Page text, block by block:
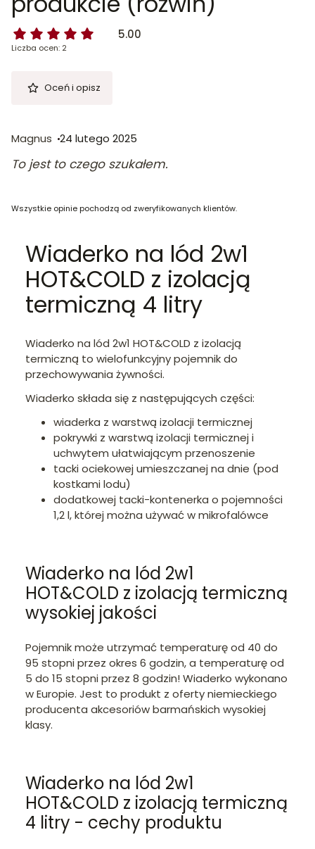
5.00
Liczba ocen: 2
Oceń i opisz
Magnus 24 lutego 2025
To jest to czego szukałem.
Wszystkie opinie pochodzą od zweryfikowanych klientów.
Wiaderko na lód 2w1
HOT&COLD z izolacją
termiczną 4 litry
Wiaderko na lód 2w1 HOT&COLD z izolacją
termiczną to wielofunkcyjny pojemnik do
przechowywania żywności.
Wiaderko składa się z następujących części:
wiaderka z warstwą izolacji termicznej
pokrywki z warstwą izolacji termicznej i
uchwytem ułatwiającym przenoszenie
tacki ociekowej umieszczanej na dnie (pod
kostkami lodu)
dodatkowej tacki-kontenerka o pojemności
1,2 l, której można używać w mikrofalówce
Wiaderko na lód 2w1
HOT&COLD z izolacją termiczną
wysokiej jakości
Pojemnik może utrzymać temperaturę od 40 do
95 stopni przez okres 6 godzin, a temperaturę od
5 do 15 stopni przez 8 godzin! Wiaderko wykonano
w Europie. Jest to produkt z oferty niemieckiego
producenta akcesoriów barmańskich wysokiej
klasy.
Wiaderko na lód 2w1
HOT&COLD z izolacją termiczną
4 litry - cechy produktu